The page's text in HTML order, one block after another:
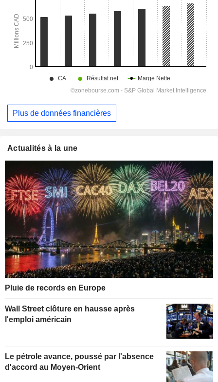
Plus de données financières
Actualités à la une
Pluie de records en Europe
Wall Street clôture en hausse après
l'emploi américain
Le pétrole avance, poussé par l'absence
d'accord au Moyen-Orient